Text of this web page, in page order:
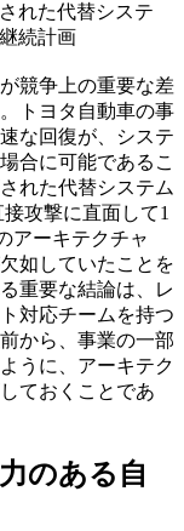
れた代替システ
続計画
競争上の重要な差
トヨタ自動車の事
な回復が、システ
合に可能であるこ
れた代替システム
攻撃に直面して1
アーキテクチャ
如していたことを
重要な結論は、レ
対応チームを持つ
から、事業の一部
うに、アーキテク
ておくことであ
のある自